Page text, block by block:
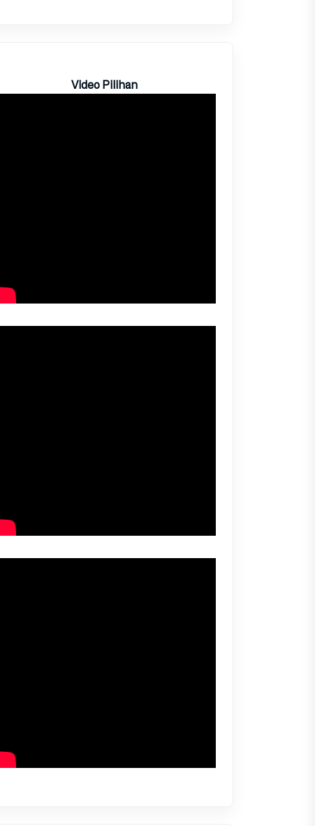
Video Pilihan